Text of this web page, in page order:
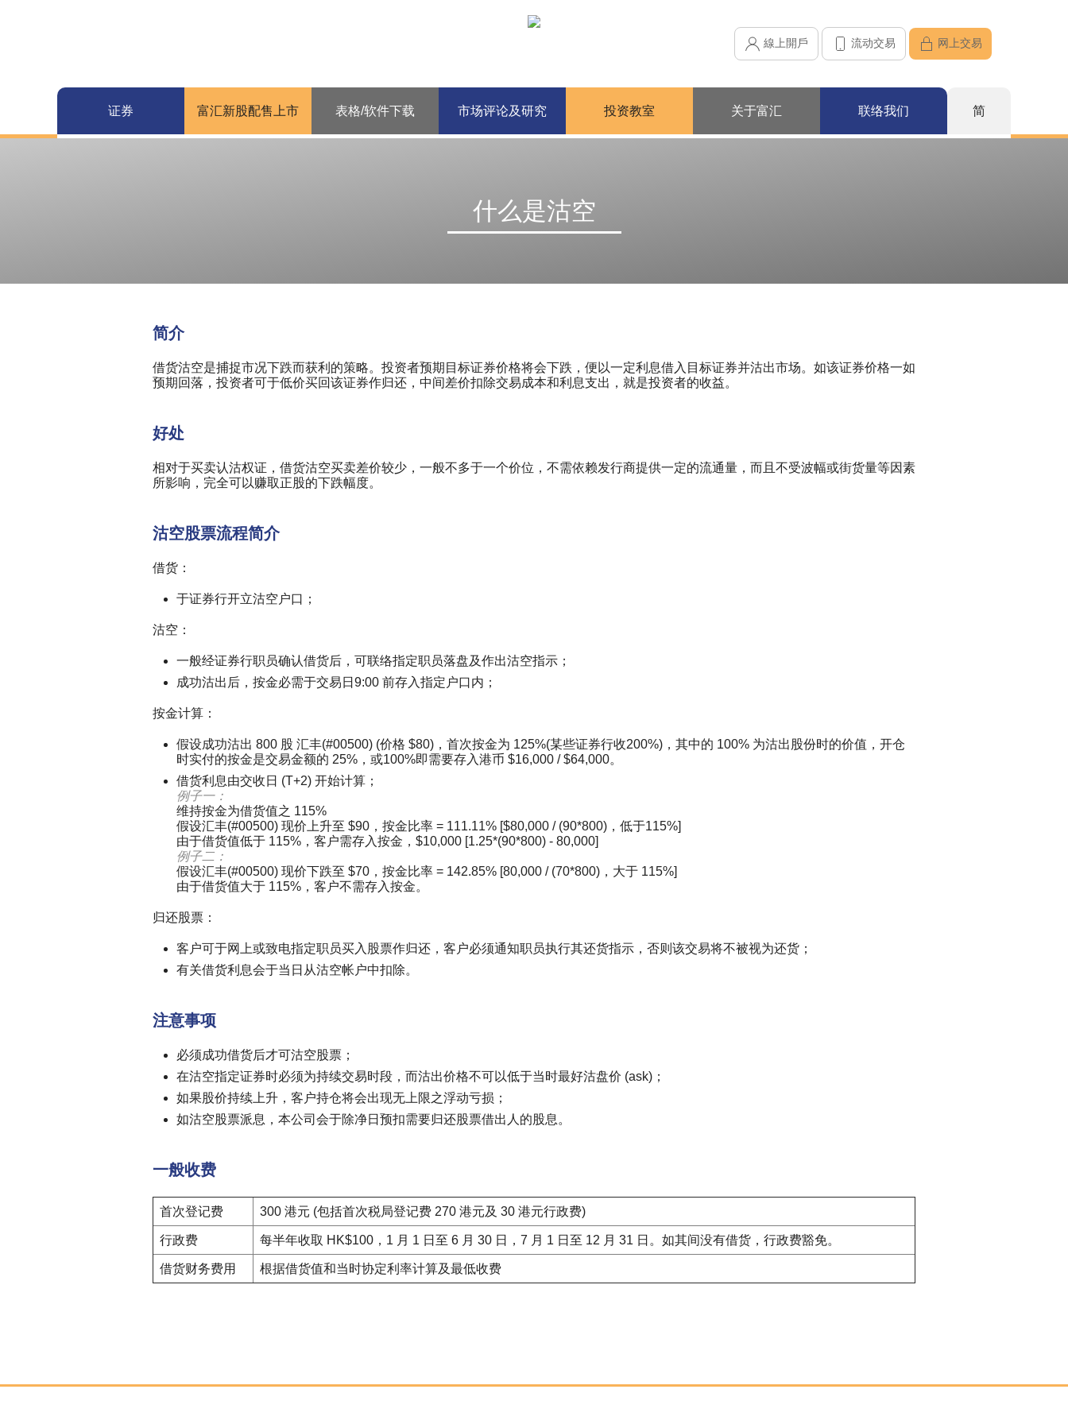
線上開戶 流动交易 网上交易
证券 富汇新股配售上市 表格/软件下载 市场评论及研究 投资教室 关于富汇 联络我们 简
什么是沽空
简介
借货沽空是捕捉市况下跌而获利的策略。投资者预期目标证券价格将会下跌，便以一定利息借入目标证券并沽出市场。如该证券价格一如
预期回落，投资者可于低价买回该证券作归还，中间差价扣除交易成本和利息支出，就是投资者的收益。
好处
相对于买卖认沽权证，借货沽空买卖差价较少，一般不多于一个价位，不需依赖发行商提供一定的流通量，而且不受波幅或街货量等因素
所影响，完全可以赚取正股的下跌幅度。
沽空股票流程简介
借货：
于证券行开立沽空户口；
沽空：
一般经证券行职员确认借货后，可联络指定职员落盘及作出沽空指示；
成功沽出后，按金必需于交易日9:00 前存入​指定户口内；
按金计算：
假设成功沽出 800 股 汇丰(#00500) (价格 $80)，首次按金为 125%(某些证券行收200%)，其中的 100% 为沽出股份时的价值，开仓
时实付的按金是交易金额的 25%，或100%即需要存入港币 $16,000 / $64,000。
借货利息由交收日 (T+2) 开始计算；
例子一：
维持按金为借货值之 115%
假设汇丰(#00500) 现价上升至 $90，按金比率 = 111.11% [$80,000 / (90*800)，低于115%]
由于借货值低于 115%，客户需存入按金，$10,000 [1.25*(90*800) - 80,000]
例子二：
假设汇丰(#00500) 现价下跌至 $70，按金比率 = 142.85% [80,000 / (70*800)，大于 115%]
由于借货值大于 115%，客户不需存入按金。
归还股票：
客户可于网上或致电指定职员买入股票作归还，客户必须通知职员执行其还货指示，否则该交易将不被视为还货；
有关借货利息会于当日从沽空帐户中扣除。
注意事项
必须成功借货后才可沽空股票；
在沽空指定证券时必须为持续交易时段，而沽出价格不可以低于当时最好沽盘价 (ask)；
如果股价持续上升，客户持仓将会出现无上限之浮动亏损；
如沽空股票派息，本公司会于除净日预扣需要归还股票借出人的股息。
一般收费
首次登记费 300 港元 (包括首次税局登记费 270 港元及 30 港元行政费)
行政费 每半年收取 HK$100，1 月 1 日至 6 月 30 日，7 月 1 日至 12 月 31 日。如其间没有借货，行政费豁免。
借货财务费用 根据借货值和当时协定利率计算及最低收费